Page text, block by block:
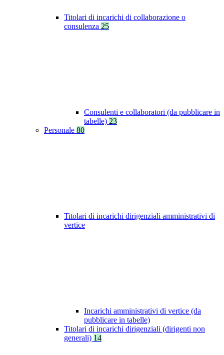
Titolari di incarichi di collaborazione o
consulenza 25
Consulenti e collaboratori (da pubblicare in
tabelle) 23
Personale 80
Titolari di incarichi dirigenziali amministrativi di
vertice
Incarichi amministrativi di vertice (da
pubblicare in tabelle)
Titolari di incarichi dirigenziali (dirigenti non
generali) 14